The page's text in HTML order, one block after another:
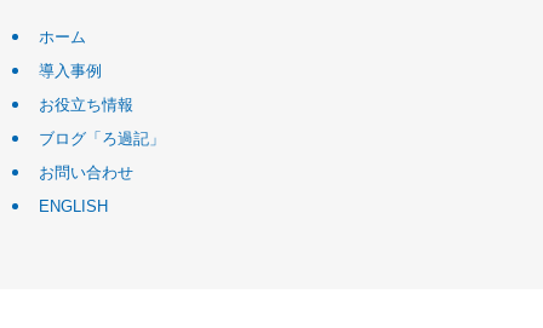
ホーム
導入事例
お役立ち情報
ブログ「ろ過記」
お問い合わせ
ENGLISH